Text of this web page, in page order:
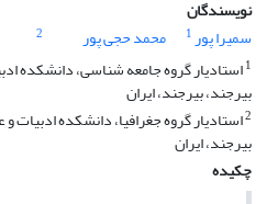
نویسندگان
سمیرا پور1 محمد حجی پور
2
1استادیار گروه جامعه شناسی، دانشکده
بیرجند، بیرجند، ایران
2استادیار گروه جغرافیا، دانشکده ادبیات
بیرجند، ایران
چکیده